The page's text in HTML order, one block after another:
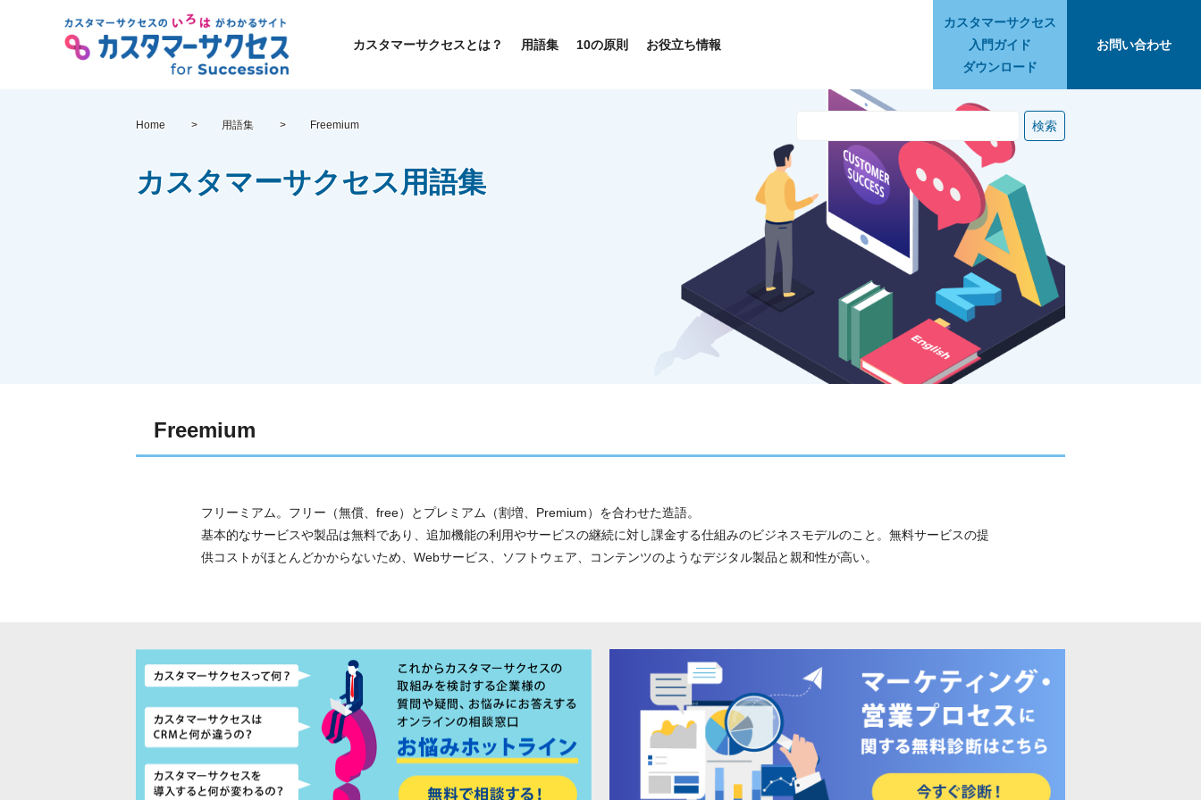
カスタマーサクセスとは？ 用語集 10の原則 お役立ち情報
カスタマーサクセス
入門ガイド
ダウンロード
お問い合わせ
Home 用語集 Freemium
カスタマーサクセス用語集
Freemium
フリーミアム。フリー（無償、free）とプレミアム（割増、Premium）を合わせた造語。
基本的なサービスや製品は無料であり、追加機能の利用やサービスの継続に対し課金する仕組みのビジネスモデルのこと。無料サービスの提
供コストがほとんどかからないため、Webサービス、ソフトウェア、コンテンツのようなデジタル製品と親和性が高い。